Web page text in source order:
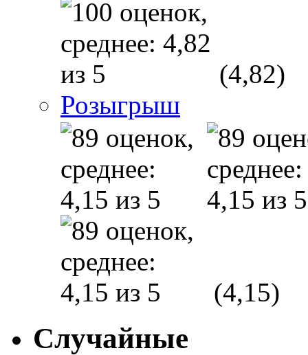
(4,82)
Розыгрыш
(4,15)
Случайные